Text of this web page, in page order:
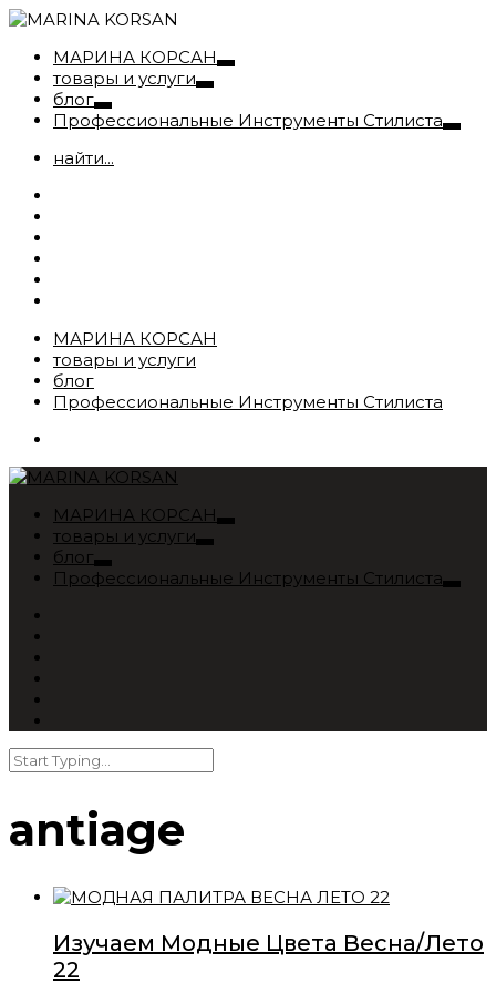
МАРИНА КОРСАН
товары и услуги
блог
Профессиональные Инструменты Стилиста
найти...
МАРИНА КОРСАН
товары и услуги
блог
Профессиональные Инструменты Стилиста
МАРИНА КОРСАН
товары и услуги
блог
Профессиональные Инструменты Стилиста
antiage
Изучаем Модные Цвета Весна/Лето
22